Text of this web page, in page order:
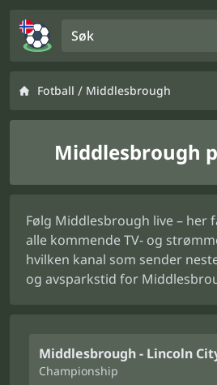
Fotball / Middlesbrough
Middlesbrough
Følg Middlesbrough live – her
alle kommende TV- og
hvilken kanal som sender
og avsparkstid for
Middlesbrough - Lincoln
Championship